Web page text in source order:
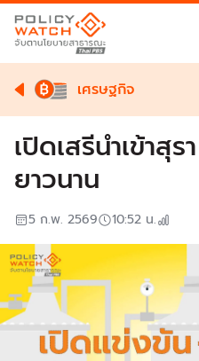
เศรษฐกิจ
เปิดเสรีนำเข้าสุ
ยาวนาน
5 ก.พ. 2569 10:52 น.